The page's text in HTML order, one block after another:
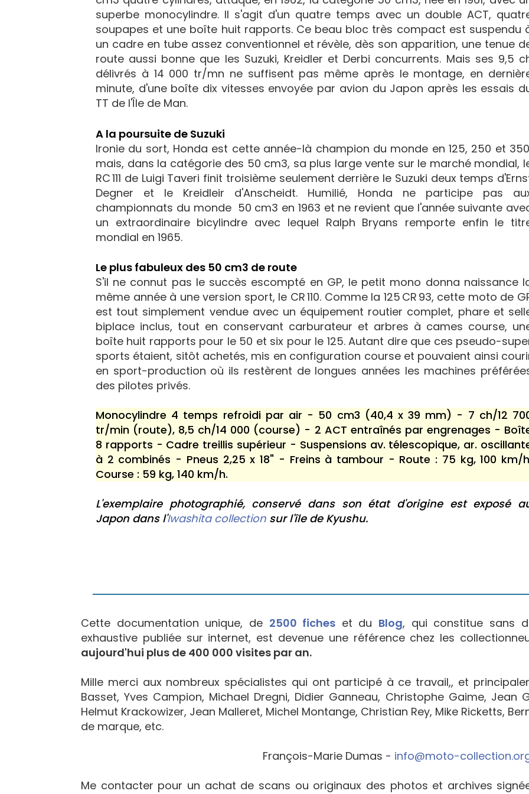
superbe monocylindre. Il s'agit d'un quatre temps avec un double ACT,
soupapes et une boîte huit rapports. Ce beau bloc très compact est suspendu
un cadre en tube assez conventionnel et révèle, dès son apparition, une tenue
route aussi bonne que les Suzuki, Kreidler et Derbi concurrents. Mais ses 9,5
délivrés à 14 000 tr/mn ne suffisent pas même après le montage, en
minute, d'une boîte dix vitesses envoyée par avion du Japon après les essais
TT de l'Île de Man.
A la poursuite de Suzuki
Ironie du sort, Honda est cette année-là champion du monde en 125, 250 et
mais, dans la catégorie des 50 cm3, sa plus large vente sur le marché mondial,
RC 111 de Luigi Taveri finit troisième seulement derrière le Suzuki deux temps
Degner et le Kreidleir d'Anscheidt. Humilié, Honda ne participe pas
championnats du monde 50 cm3 en 1963 et ne revient que l'année suivante
un extraordinaire bicylindre avec lequel Ralph Bryans remporte enfin le
mondial en 1965.
Le plus fabuleux des 50 cm3 de route
S'il ne connut pas le succès escompté en GP, le petit mono donna naissance
même année à une version sport, le CR 110. Comme la 125 CR 93, cette moto de
est tout simplement vendue avec un équipement routier complet, phare et
biplace inclus, tout en conservant carburateur et arbres à cames course,
boîte huit rapports pour le 50 et six pour le 125. Autant dire que ces pseudo-
sports étaient, sitôt achetés, mis en configuration course et pouvaient ainsi
en sport-production où ils restèrent de longues années les machines
des pilotes privés.
Monocylindre 4 temps refroidi par air - 50 cm3 (40,4 x 39 mm) - 7 ch/12
tr/min (route), 8,5 ch/14 000 (course) - 2 ACT entraînés par engrenages -
8 rapports - Cadre treillis supérieur - Suspensions av. télescopique, ar.
à 2 combinés - Pneus 2,25 x 18" - Freins à tambour - Route : 75 kg, 100 km/
Course : 59 kg, 140 km/h.
L'exemplaire photographié, conservé dans son état d'origine est exposé
Japon dans l'Iwashita collection sur l'île de Kyushu.
Cette documentation unique, de 2500 fiches et du Blog, qui constitue sans
exhaustive publiée sur internet, est devenue une référence chez les
aujourd'hui plus de 400 000 visites par an.
Mille merci aux nombreux spécialistes qui ont participé à ce travail,, et
Basset, Yves Campion, Michael Dregni, Didier Ganneau, Christophe Gaime, Jean
Helmut Krackowizer, Jean Malleret, Michel Montange, Christian Rey, Mike Ricketts,
de marque, etc.
François-Marie Dumas - info@moto-
Me contacter pour un achat de scans ou originaux des photos et archives